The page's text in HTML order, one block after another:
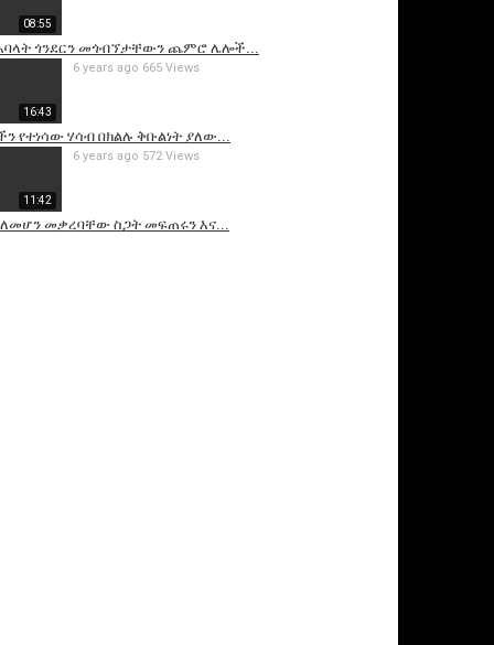
08:55
አባላት ጎንደርን መጎብኘታቸውን ጨምሮ ሌሎች...
16:43
የተነሳው ሃሳብ በክልሉ ቅቡልነት ያለው...
6 years ago 665 Views
11:42
ለመሆን መቃረባቸው ስጋት መፍጠሩን እና...
6 years ago 572 Views